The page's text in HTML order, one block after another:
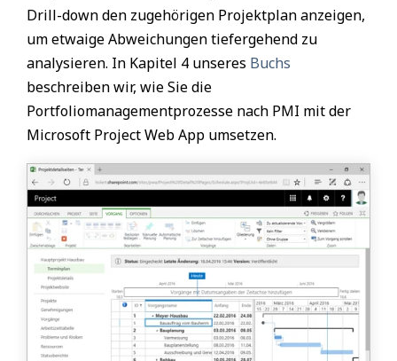
Drill-down den zugehörigen Projektplan anzeigen,
um etwaige Abweichungen tiefergehend zu
analysieren. In Kapitel 4 unseres Buchs
beschreiben wir, wie Sie die
Portfoliomanagementprozesse nach PMI mit der
Microsoft Project Web App umsetzen.